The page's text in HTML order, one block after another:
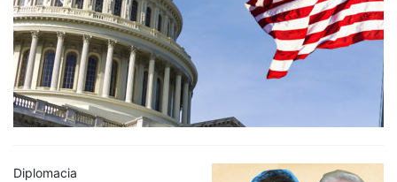
Diplomacia